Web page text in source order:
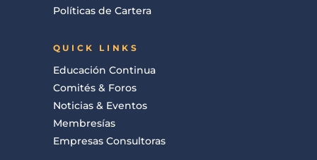
Políticas de Cartera
QUICK LINKS
Educación Continua
Comités & Foros
Noticias & Eventos
Membresías
Empresas Consultoras